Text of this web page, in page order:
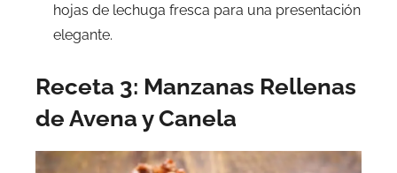
hojas de lechuga fresca para una presentación
elegante.
Receta 3: Manzanas Rellenas
de Avena y Canela